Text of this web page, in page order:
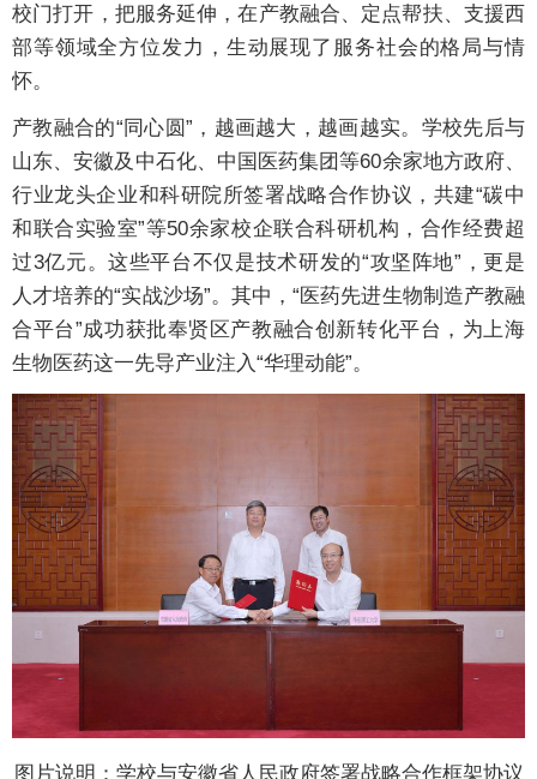
校门打开，把服务延伸，在产教融合、定点帮扶、支援西
部等领域全方位发力，生动展现了服务社会的格局与情
怀。
产教融合的“同心圆”，越画越大，越画越实。学校先后与
山东、安徽及中石化、中国医药集团等60余家地方政府、
行业龙头企业和科研院所签署战略合作协议，共建“碳中
和联合实验室”等50余家校企联合科研机构，合作经费超
过3亿元。这些平台不仅是技术研发的“攻坚阵地”，更是
人才培养的“实战沙场”。其中，“医药先进生物制造产教融
合平台”成功获批奉贤区产教融合创新转化平台，为上海
生物医药这一先导产业注入“华理动能”。
图片说明：学校与安徽省人民政府签署战略合作框架协议